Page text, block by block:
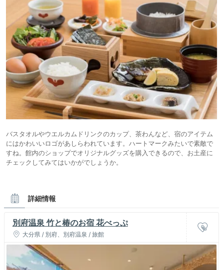
バスタオルやウエルカムドリンクのカップ、茶わんなど、宿のアイテム
にはかわいいロゴがあしらわれています。ハートマークみたいで素敵で
すね。館内のショップでオリジナルグッズを購入できるので、お土産に
チェックしてみてはいかがでしょうか。
詳細情報
別府温泉 竹と椿のお宿 花べっぷ
大分県 / 別府、別府温泉 / 旅館